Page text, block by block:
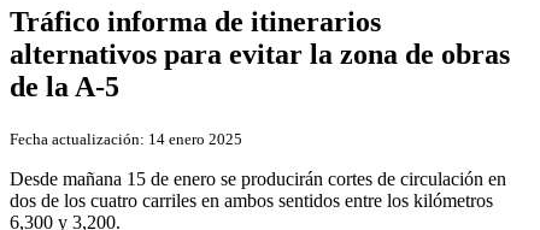
Tráfico informa de itinerarios
alternativos para evitar la zona de obras
de la A-5
Fecha actualización: 14 enero 2025
Desde mañana 15 de enero se producirán cortes de circulación en
dos de los cuatro carriles en ambos sentidos entre los kilómetros
6,300 y 3,200.